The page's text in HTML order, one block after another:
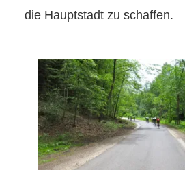
die Hauptstadt zu schaffen.